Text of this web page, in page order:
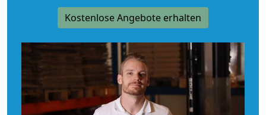
Kostenlose Angebote erhalten